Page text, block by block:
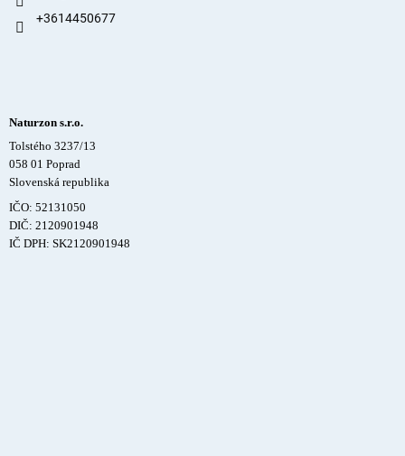
+3614450677
Naturzon s.r.o.
Tolstého 3237/13
058 01 Poprad
Slovenská republika
IČO: 52131050
DIČ: 2120901948
IČ DPH: SK2120901948